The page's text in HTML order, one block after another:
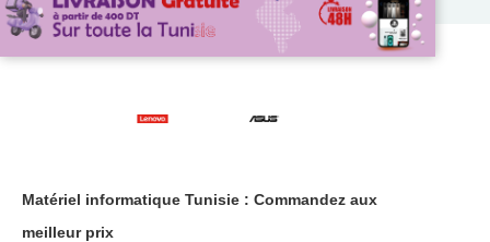
Matériel informatique Tunisie : Commandez aux
meilleur prix